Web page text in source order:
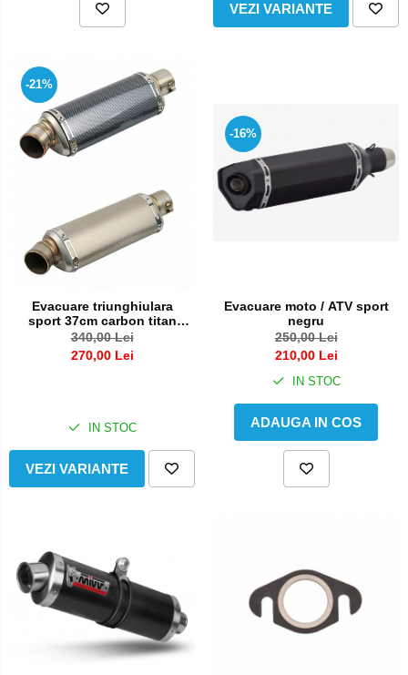
VEZI VARIANTE
-21%
Evacuare triunghiulara
sport 37cm carbon titan
moto ATV toba esapament
340,00 Lei
270,00 Lei
IN STOC
VEZI VARIANTE
-16%
Evacuare moto / ATV sport
negru
250,00 Lei
210,00 Lei
IN STOC
ADAUGA IN COS